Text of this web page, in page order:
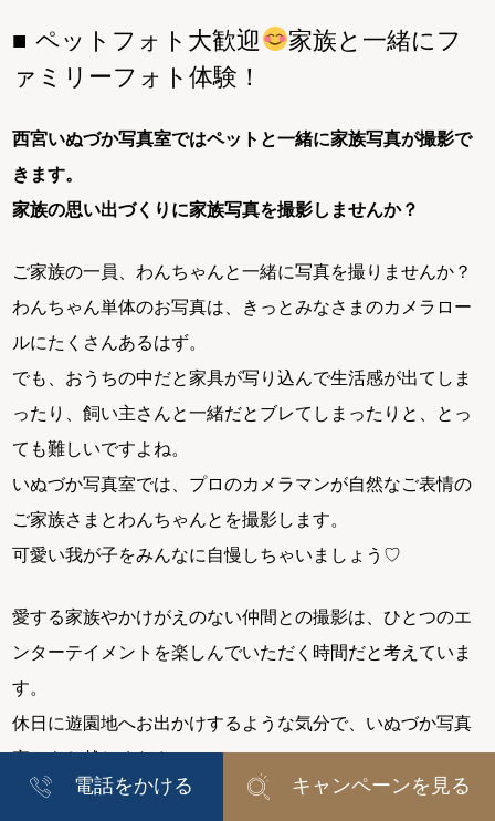
ペットフォト大歓迎
家族と一緒にフ
ァミリーフォト体験！
西宮いぬづか写真室ではペットと一緒に家族写真が撮影で
きます。
家族の思い出づくりに家族写真を撮影しませんか？
ご家族の一員、わんちゃんと一緒に写真を撮りませんか？
わんちゃん単体のお写真は、きっとみなさまのカメラロー
ルにたくさんあるはず。
でも、おうちの中だと家具が写り込んで生活感が出てしま
ったり、飼い主さんと一緒だとブレてしまったりと、とっ
ても難しいですよね。
いぬづか写真室では、プロのカメラマンが自然なご表情の
ご家族さまとわんちゃんとを撮影します。
可愛い我が子をみんなに自慢しちゃいましょう♡
愛する家族やかけがえのない仲間との撮影は、ひとつのエ
ンターテイメントを楽しんでいただく時間だと考えていま
す。
休日に遊園地へお出かけするような気分で、いぬづか写真
室へもお越しください。
写真を見返すと、思い出が鮮やかによみがえって自然に笑
電話をかける キャンペーンを見る